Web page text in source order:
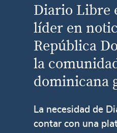
Diario Libre
líder en
República
la
dominicana
La necesidad de
contar con una